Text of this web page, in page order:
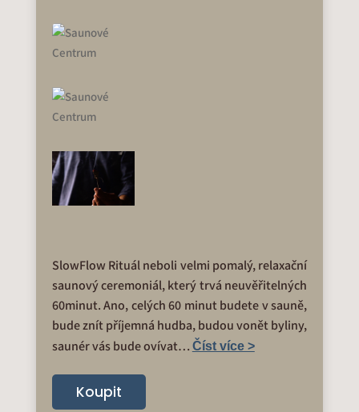
SlowFlow Rituál neboli velmi pomalý, relaxační
saunový ceremoniál, který trvá neuvěřitelných
60minut. Ano, celých 60 minut budete v sauně,
bude znít příjemná hudba, budou vonět byliny,
saunér vás bude ovívat…Číst více >
Koupit